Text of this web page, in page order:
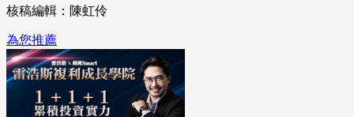
核稿編輯：陳虹伶
為您推薦